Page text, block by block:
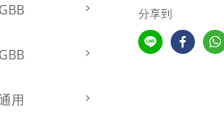
用
分享到